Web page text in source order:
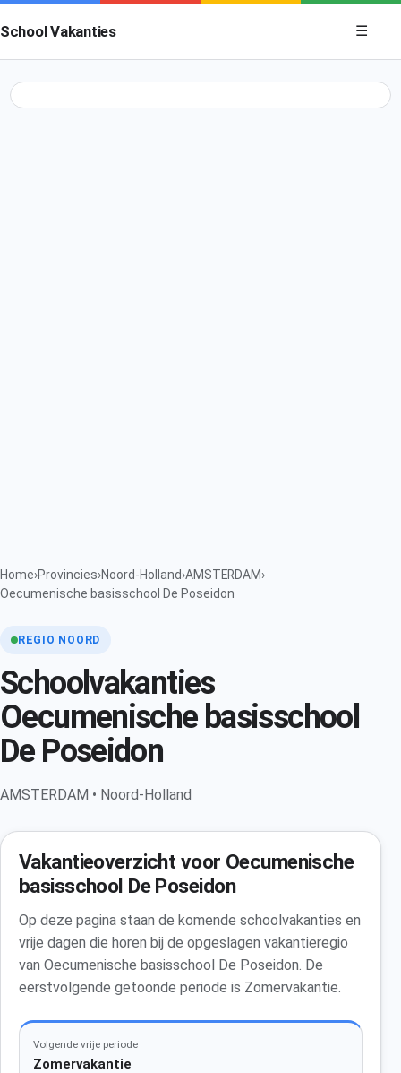
School Vakanties
Menu
☰
Home›Provincies›Noord-Holland›AMSTERDAM›
Oecumenische basisschool De Poseidon
REGIO NOORD
Schoolvakanties
Oecumenische basisschool
De Poseidon
AMSTERDAM • Noord-Holland
Vakantieoverzicht voor Oecumenische
basisschool De Poseidon
Op deze pagina staan de komende schoolvakanties en
vrije dagen die horen bij de opgeslagen vakantieregio
van Oecumenische basisschool De Poseidon. De
eerstvolgende getoonde periode is Zomervakantie.
Volgende vrije periode
Zomervakantie